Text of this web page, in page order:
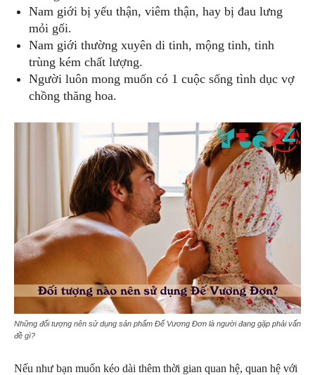
Nam giới bị yếu thận, viêm thận, hay bị đau lưng
mỏi gối.
Nam giới thường xuyên di tinh, mộng tinh, tinh
trùng kém chất lượng.
Người luôn mong muốn có 1 cuộc sống tình dục vợ
chồng thăng hoa.
Những đối tượng nên sử dụng sản phẩm Đế Vương Đơn là người đang gặp phải vấn
đề gì?
Nếu như bạn muốn kéo dài thêm thời gian quan hệ, quan hệ với